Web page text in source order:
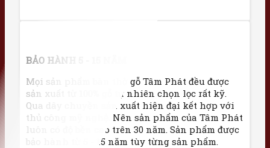
BẢO HÀNH 5 - 15 NĂM
Mọi sản phẩm bàn thờ gỗ Tâm Phát đều được
sản xuất từ 100% gỗ tự nhiên chọn lọc rất kỹ.
Qua dây chuyền sản xuất hiện đại kết hợp với
thủ công mỹ nghệ. Nên sản phẩm của Tâm Phát
luôn có độ bền cao trên 30 năm. Sản phẩm được
bảo hành từ 5 - 15 năm tùy từng sản phẩm.